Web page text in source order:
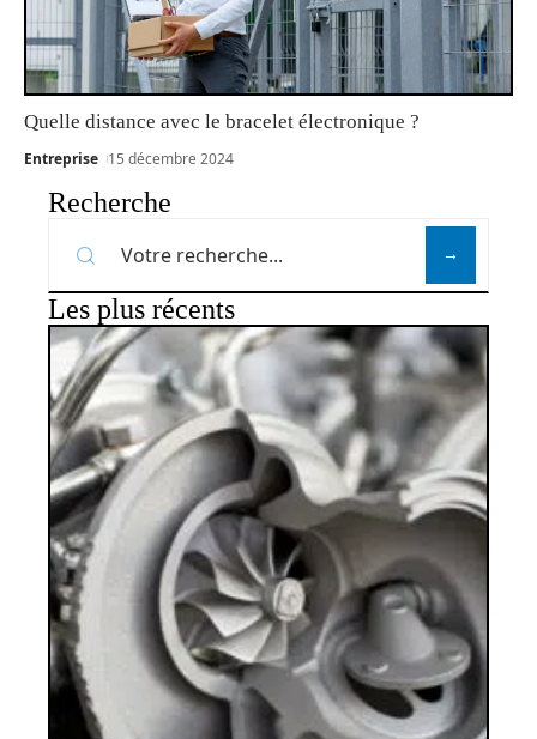
Quelle distance avec le bracelet électronique ?
Entreprise 15 décembre 2024
Recherche
Les plus récents